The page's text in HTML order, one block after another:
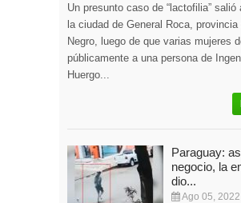
Un presunto caso de “lactofilia” salió
la ciudad de General Roca, provincia
Negro, luego de que varias mujeres
públicamente a una persona de
Huergo...
Paraguay:
negocio, la
dio...
Ago 05, 2022